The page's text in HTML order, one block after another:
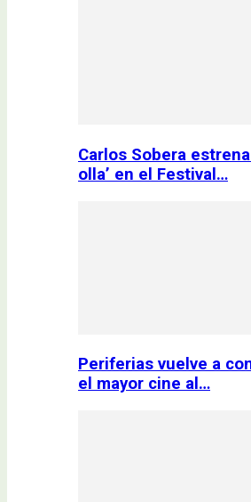
Carlos Sobera
olla’ en el Festival…
Periferias vuelve a
el mayor cine al…